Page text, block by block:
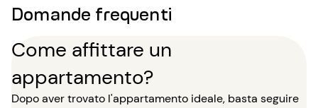
Domande frequenti
Come affittare un
appartamento?
Dopo aver trovato l'appartamento ideale, basta seguire